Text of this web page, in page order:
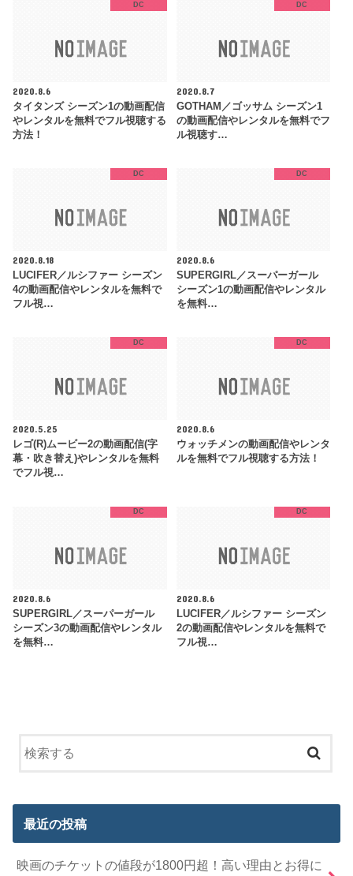
DC
2020.8.6
タイタンズ シーズン1の動画配信
やレンタルを無料でフル視聴する
方法！
DC
2020.8.7
GOTHAM／ゴッサム シーズン1
の動画配信やレンタルを無料でフ
ル視聴す…
DC
2020.8.18
LUCIFER／ルシファー シーズン
4の動画配信やレンタルを無料で
フル視…
DC
2020.8.6
SUPERGIRL／スーパーガール
シーズン1の動画配信やレンタル
を無料…
DC
2020.5.25
レゴ(R)ムービー2の動画配信(字
幕・吹き替え)やレンタルを無料
でフル視…
DC
2020.8.6
ウォッチメンの動画配信やレンタ
ルを無料でフル視聴する方法！
DC
2020.8.6
SUPERGIRL／スーパーガール
シーズン3の動画配信やレンタル
を無料…
DC
2020.8.6
LUCIFER／ルシファー シーズン
2の動画配信やレンタルを無料で
フル視…
最近の投稿
映画のチケットの値段が1800円超！高い理由とお得に